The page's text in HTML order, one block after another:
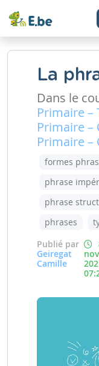
La
Dans le
Primaire –
Primaire –
Primaire –
formes
phrase
phrase
phrases
Publié par
Geiregat
Camille